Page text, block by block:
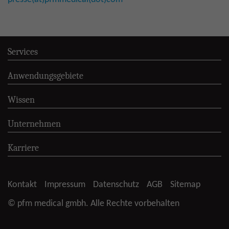
Services
Anwendungsgebiete
Wissen
Unternehmen
Karriere
Kontakt Impressum Datenschutz AGB
Sitemap
© pfm medical gmbh. Alle Rechte vorbehalten